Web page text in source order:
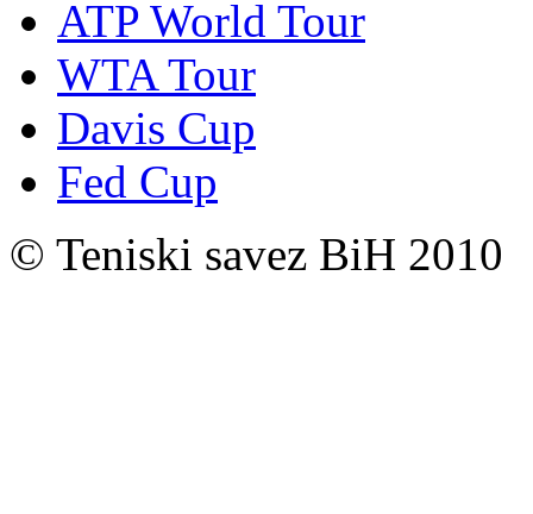
ATP World Tour
WTA Tour
Davis Cup
Fed Cup
© Teniski savez BiH 2010